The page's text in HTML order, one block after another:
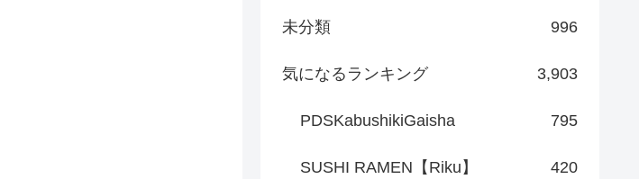
未分類 996
気になるランキング 3,903
PDSKabushikiGaisha 795
SUSHI RAMEN【Riku】 420